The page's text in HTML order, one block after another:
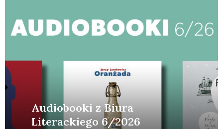
Audiobooki z Biura
Literackiego 6/2026